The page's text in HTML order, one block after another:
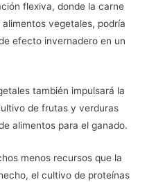
flexiva, donde la carne
vegetales, podría
efecto invernadero en un
también impulsará la
de frutas y verduras
alimentos para el ganado.
menos recursos que la
el cultivo de proteínas